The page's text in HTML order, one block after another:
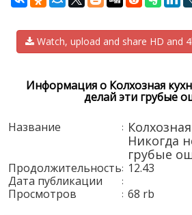
Watch, upload and share HD and
Информация о Колхозная
делай эти грубые
Название
:
Никогда
грубые
Продолжительность: 12.43
Дата публикации
:
Просмотров : 68 rb